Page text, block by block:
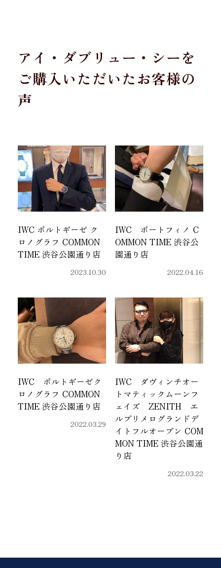
アイ・ダブリュー・シーを
ご購入いただいたお客様の
声
IWC ポルトギーゼ ク
ロノグラフ COMMON
TIME 渋谷公園通り店
2023.10.30
IWC ポートフィノ C
OMMON TIME 渋谷公
園通り店
2022.04.16
IWC ポルトギーゼク
ロノグラフ COMMON
TIME 渋谷公園通り店
2022.03.29
IWC ダヴィンチオー
トマティックムーンフ
ェイズ ZENITH エ
ルプリメログランドデ
イトフルオープン COM
MON TIME 渋谷公園通
り店
2022.03.22